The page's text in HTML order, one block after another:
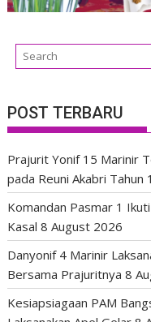
POST TERBARU
Prajurit Yonif 15 Marinir
pada Reuni Akabri Tahun
Komandan Pasmar 1
Kasal 8 August 2026
Danyonif 4 Marinir
Bersama Prajuritnya 8
Kesiapsiagaan PAM